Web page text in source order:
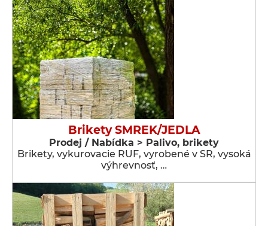
Brikety SMREK/JEDLA
Prodej / Nabídka > Palivo, brikety
Brikety, vykurovacie RUF, vyrobené v SR, vysoká
výhrevnosť, …